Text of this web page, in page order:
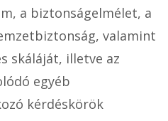
a biztonságelmélet, a
valamint
skáláját, illetve az
egyéb
kérdéskörök